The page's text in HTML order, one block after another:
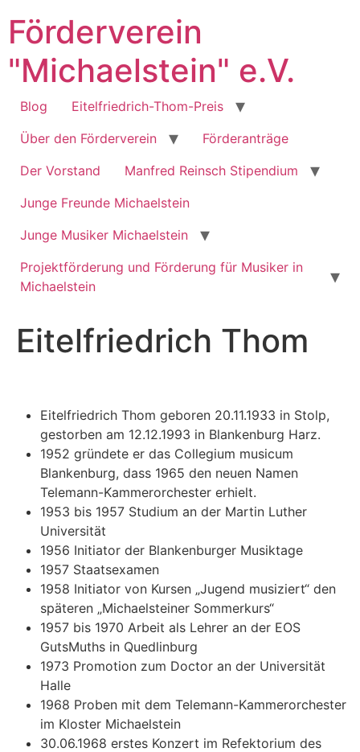
Inhalt
springen
Förderverein
"Michaelstein" e.V.
Blog
Eitelfriedrich-Thom-Preis
Über den Förderverein
Förderanträge
Der Vorstand
Manfred Reinsch Stipendium
Junge Freunde Michaelstein
Junge Musiker Michaelstein
Projektförderung und Förderung für Musiker in
Michaelstein
Eitelfriedrich Thom
Eitelfriedrich Thom geboren 20.11.1933 in Stolp,
gestorben am 12.12.1993 in Blankenburg Harz.
1952 gründete er das Collegium musicum
Blankenburg, dass 1965 den neuen Namen
Telemann-Kammerorchester erhielt.
1953 bis 1957 Studium an der Martin Luther
Universität
1956 Initiator der Blankenburger Musiktage
1957 Staatsexamen
1958 Initiator von Kursen „Jugend musiziert“ den
späteren „Michaelsteiner Sommerkurs“
1957 bis 1970 Arbeit als Lehrer an der EOS
GutsMuths in Quedlinburg
1973 Promotion zum Doctor an der Universität
Halle
1968 Proben mit dem Telemann-Kammerorchester
im Kloster Michaelstein
30.06.1968 erstes Konzert im Refektorium des